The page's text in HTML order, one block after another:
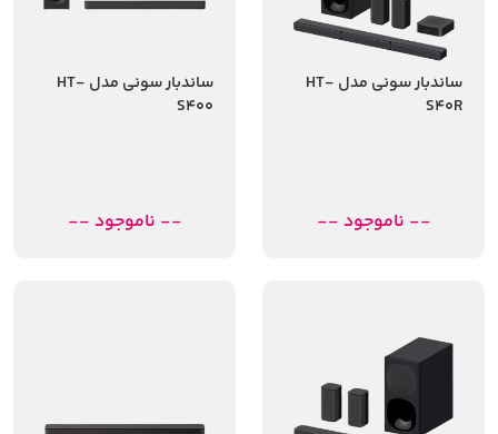
ساندبار سونی مدل HT-
S40R
-- ناموجود --
ساندبار سونی مدل HT-
S400
-- ناموجود --